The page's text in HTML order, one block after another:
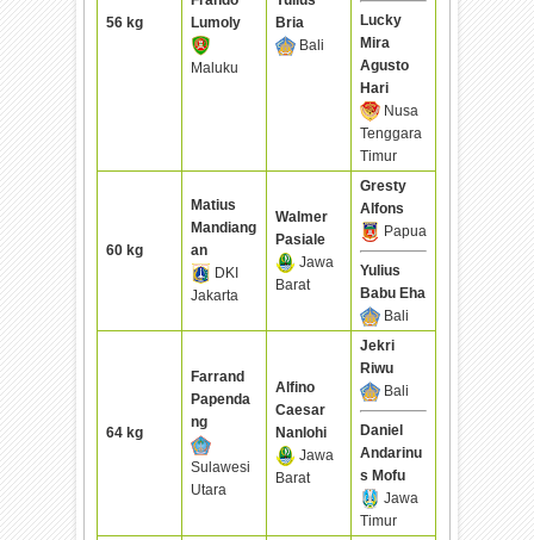
56 kg
Lumoly
Maluku
Bria
Bali
Lucky
Mira
Agusto
Hari
Nusa
Tenggara
Timur
60 kg
Matius
Mandiang
an
DKI
Jakarta
Walmer
Pasiale
Jawa
Barat
Gresty
Alfons
Papua
Yulius
Babu Eha
Bali
64 kg
Farrand
Papenda
ng
Sulawesi
Utara
Alfino
Caesar
Nanlohi
Jawa
Barat
Jekri
Riwu
Bali
Daniel
Andarinu
s Mofu
Jawa
Timur